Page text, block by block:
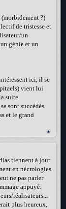
?)
de tristesse et
un
génie et un
ici, il se
vient lui
suite
sont succédés
et le grand
tiennent à jour
en nécrologies
ne pas parler
appuyé.
réalisateurs...
plus heureux,